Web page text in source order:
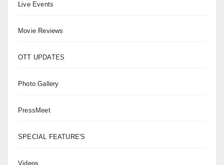
Live Events
Movie Reviews
OTT UPDATES
Photo Gallery
PressMeet
SPECIAL FEATURE'S
Videos